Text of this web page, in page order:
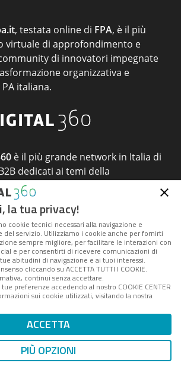
, testata online di FPA, è il più
virtuale di approfondimento e
di innovatori impegnate
organizzativa e
italiana.
è il più grande network in Italia di
dedicati ai temi della
e dell'innovazione
& Cookie Cookie Center
Porto Fluviale 67/d – 00154 Roma
la tua privacy!
cookie tecnici necessari alla navigazione e
del servizio. Utilizziamo i cookie anche per fornirti
sempre migliore, per facilitare le interazioni con
e per consentirti di ricevere comunicazioni di
abitudini di navigazione e ai tuoi interessi.
cliccando su ACCETTA TUTTI I COOKIE.
continui senza accettare.
preferenze accedendo al nostro COOKIE CENTER
sui cookie utilizzati, visitando la nostra
ACCETTA
PIÙ OPZIONI